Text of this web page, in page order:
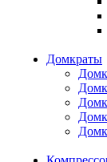
Домкраты